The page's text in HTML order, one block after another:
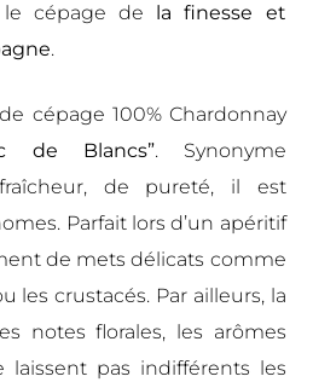
le cépage de
la finesse et
.
cépage 100% Chardonnay
de Blancs”. Synonyme
de pureté, il est
Parfait lors d’un apéritif
de mets délicats comme
les crustacés. Par ailleurs, la
notes florales, les arômes
laissent pas indifférents les